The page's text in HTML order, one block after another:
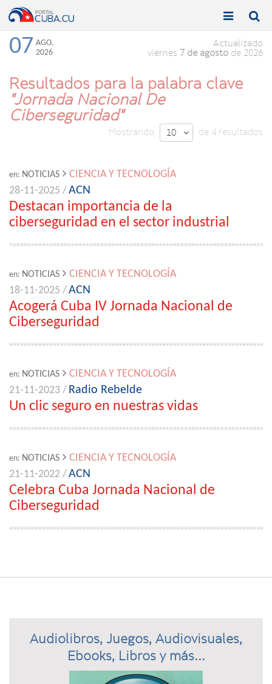
Toggle

Toggle

07 AGO.
2026
Actualizado
viernes 7 de agosto de 2026
Resultados para la palabra clave
"Jornada Nacional De
Ciberseguridad"
Mostrando 10  de 4 resultados
en: NOTICIAS
CIENCIA Y TECNOLOGÍA
28-11-2025 /ACN
Destacan importancia de la
ciberseguridad en el sector industrial
en: NOTICIAS
CIENCIA Y TECNOLOGÍA
18-11-2025 /ACN
Acogerá Cuba IV Jornada Nacional de
Ciberseguridad
en: NOTICIAS
CIENCIA Y TECNOLOGÍA
21-11-2023 / Radio Rebelde
Un clic seguro en nuestras vidas
en: NOTICIAS
CIENCIA Y TECNOLOGÍA
21-11-2022 /ACN
Celebra Cuba Jornada Nacional de
Ciberseguridad
Audiolibros, Juegos, Audiovisuales,
Ebooks, Libros y más...